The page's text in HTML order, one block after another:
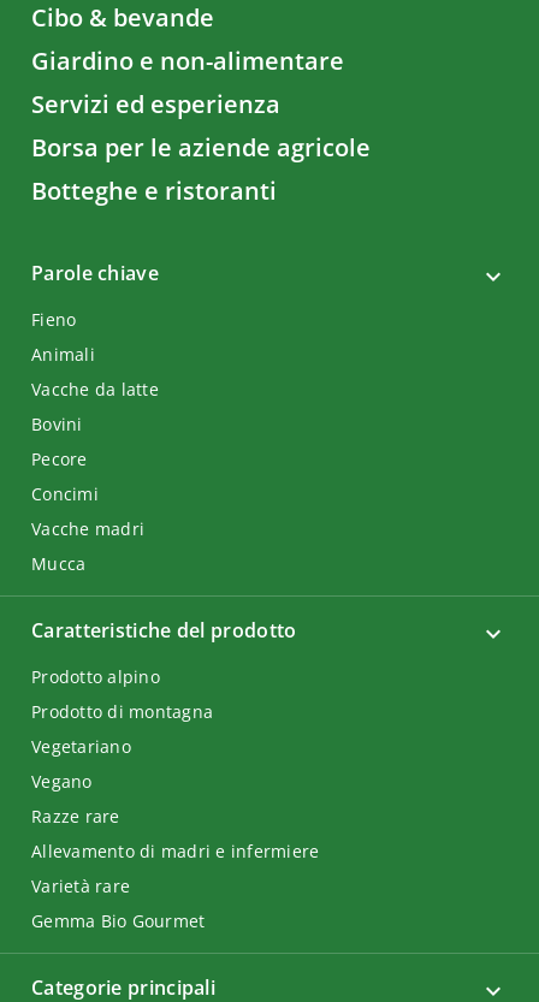
Cibo & bevande
Giardino e non-alimentare
Servizi ed esperienza
Borsa per le aziende agricole
Botteghe e ristoranti
Parole chiave
Fieno
Animali
Vacche da latte
Bovini
Pecore
Concimi
Vacche madri
Mucca
Categorie principali
Caratteristiche del prodotto
Prodotto alpino
Prodotto di montagna
Vegetariano
Vegano
Razze rare
Allevamento di madri e infermiere
Varietà rare
Gemma Bio Gourmet